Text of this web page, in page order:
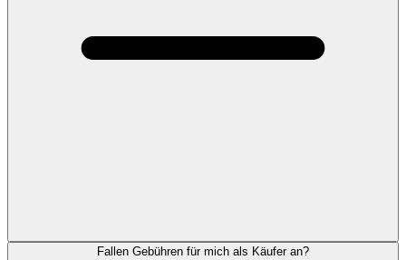
Fallen Gebühren für mich als Käufer an?